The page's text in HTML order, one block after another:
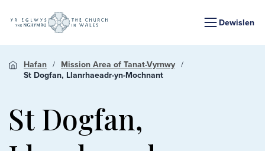
Dewislen
Hafan
Mission Area of Tanat-Vyrnwy
St Dogfan, Llanrhaeadr-yn-Mochnant
St Dogfan,